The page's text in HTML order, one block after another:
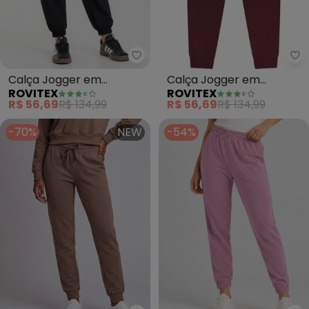
Rovitex - Calça Jogger em
Calça Jogger em
Moletom Peluciado
(Preto)
ROVITEX
R$ 56,69R$ 134,99
Calça Jogger em
Moletom Peluciado
(Vermelho)
ROVITEX
R$ 56,69R$ 134,99
-70%
NEW -54%